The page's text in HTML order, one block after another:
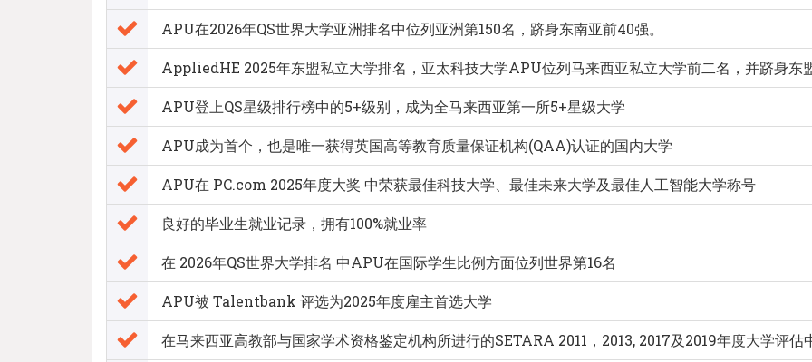
APU在2026年QS世界大学亚洲排名中位列亚洲第150名，跻身东南亚前40强。
AppliedHE 2025年东盟私立大学排名，亚太科技大学APU位列马来西亚私立大学前二名，并跻身东
APU登上QS星级排行榜中的5+级别，成为全马来西亚第一所5+星级大学
APU成为首个，也是唯一获得英国高等教育质量保证机构(QAA)认证的国内大学
APU在 PC.com 2025年度大奖 中荣获最佳科技大学、最佳未来大学及最佳人工智能大学称号
良好的毕业生就业记录，拥有100%就业率
在 2026年QS世界大学排名 中APU在国际学生比例方面位列世界第16名
APU被 Talentbank 评选为2025年度雇主首选大学
在马来西亚高教部与国家学术资格鉴定机构所进行的SETARA 2011，2013, 2017及2019年度大学评